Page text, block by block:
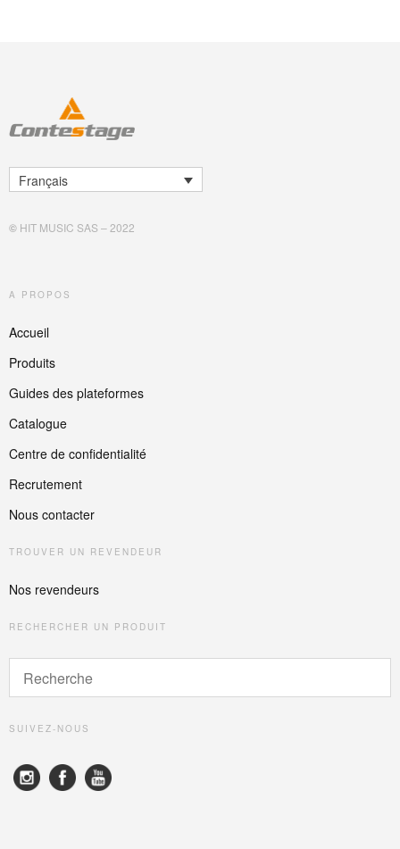
Français
© HIT MUSIC SAS – 2022
A PROPOS
Accueil
Produits
Guides des plateformes
Catalogue
Centre de confidentialité
Recrutement
Nous contacter
TROUVER UN REVENDEUR
Nos revendeurs
RECHERCHER UN PRODUIT
SUIVEZ-NOUS